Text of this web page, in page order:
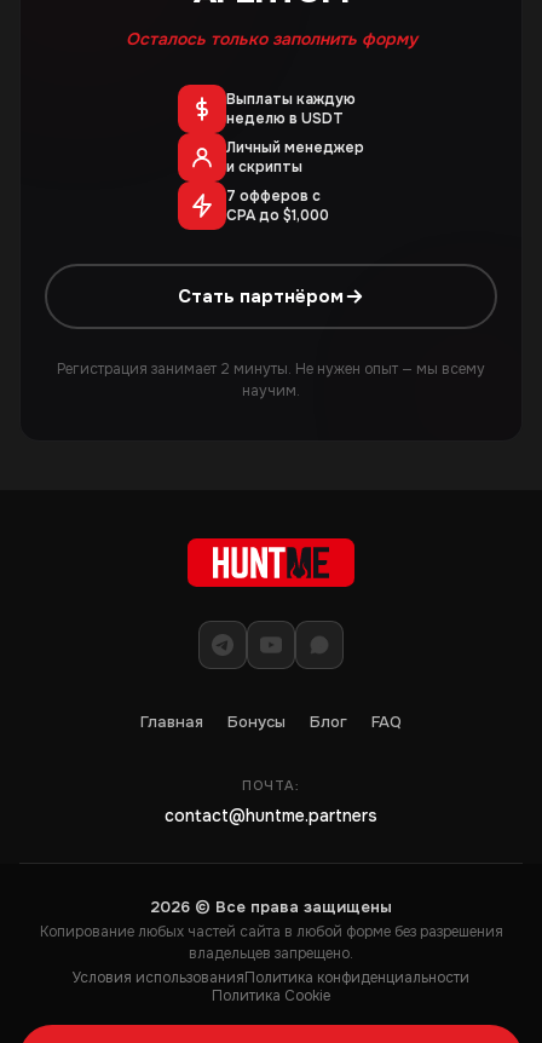
Осталось только заполнить форму
Выплаты каждую
неделю в USDT
Личный менеджер
и скрипты
7 офферов с
CPA до $1,000
Стать партнёром
Регистрация занимает 2 минуты. Не нужен опыт — мы всему
научим.
Главная Бонусы Блог FAQ
ПОЧТА:
contact@huntme.partners
2026 © Все права защищены
Копирование любых частей сайта в любой форме без разрешения
владельцев запрещено.
Условия использованияПолитика конфиденциальности
Политика Cookie